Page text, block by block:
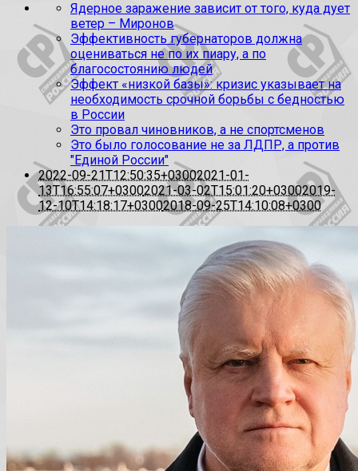
Ядерное заражение зависит от того, куда дует
ветер – Миронов
Эффективность губернаторов должна
оцениваться не по их пиару, а по
благосостоянию людей
Эффект «низкой базы»: кризис указывает на
необходимость срочной борьбы с бедностью
в России
Это провал чиновников, а не спортсменов
Это было голосование не за ЛДПР, а против
"Единой России"
2022-09-21T12:50:35+03002021-01-
13T16:55:07+03002021-03-02T15:01:20+03002019-
12-10T14:18:17+03002018-09-25T14:10:08+0300